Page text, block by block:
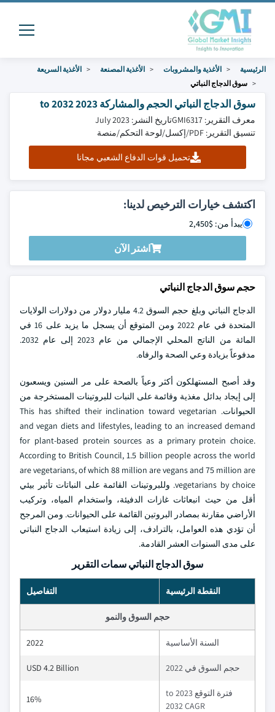
الرئيسية الأغذية والمشروبات الأغذية المصنعة
الأغذية السريعة
سوق الدجاج النباتي
سوق الدجاج النباتي الحجم والمشاركة 2023 to 2032
معرف التقرير: GMI6317
تاريخ النشر: July 2023
تنسيق التقرير: PDF/إكسل/لوحة التحكم/منصة
تحميل قوات الدفاع الشعبي مجانا
اكتشف خيارات الترخيص لدينا:
يبدأ من: $2,450
اشتر الآن
حجم سوق الدجاج النباتي
الدجاج النباتي وبلغ حجم السوق 4.2 مليار دولار من دولارات الولايات
المتحدة في عام 2022 ومن المتوقع أن يسجل ما يزيد على 16 في
المائة من الناتج المحلي الإجمالي من عام 2023 إلى عام 2032.
مدفوعاً بزيادة وعي الصحة والرفاه.
وقد أصبح المستهلكون أكثر وعياً بالصحة على مر السنين ويسعىون
إلى إيجاد بدائل مغذية وقائمة على النبات للبروتينات المستخرجة من
الحيوانات. This has shifted their inclination toward vegetarian
and vegan diets and lifestyles, leading to an increased demand
for plant-based protein sources as a primary protein choice.
According to British Council, 1.5 billion people across the world
are vegetarians, of which 88 million are vegans and 75 million are
vegetarians by choice. وللبروتينات القائمة على النباتات تأثير بيئي
أقل من حيث انبعاثات غازات الدفيئة، واستخدام المياه، وتركيب
الأراضي مقارنة بمصادر البروتين القائمة على الحيوانات. ومن المرجح
أن تؤدي هذه العوامل، بالترادف، إلى زيادة استيعاب الدجاج النباتي
على مدى السنوات العشر القادمة.
سوق الدجاج النباتي سمات التقرير
النقطة الرئيسية التفاصيل
حجم السوق والنمو
السنة الأساسية 2022
حجم السوق في 2022 USD 4.2 Billion
فترة التوقع 2023 to
2032 CAGR
16%